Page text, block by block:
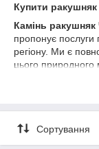
Купити ракушняк
Камінь ракушняк
пропонує послуги
регіону. Ми є
цього природного
обробкою. Всі
всіма
каменерізними
Сортування